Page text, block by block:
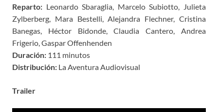
Reparto: Leonardo Sbaraglia, Marcelo Subiotto, Julieta
Zylberberg, Mara Bestelli, Alejandra Flechner, Cristina
Banegas, Héctor Bidonde, Claudia Cantero, Andrea
Frigerio, Gaspar Offenhenden
Duración: 111 minutos
Distribución: La Aventura Audiovisual
Trailer